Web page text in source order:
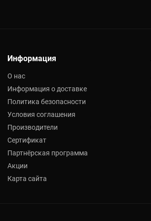
Информация
О нас
Информация о доставке
Политика безопасности
Условия соглашения
Производители
Сертификат
Партнёрская программа
Акции
Карта сайта